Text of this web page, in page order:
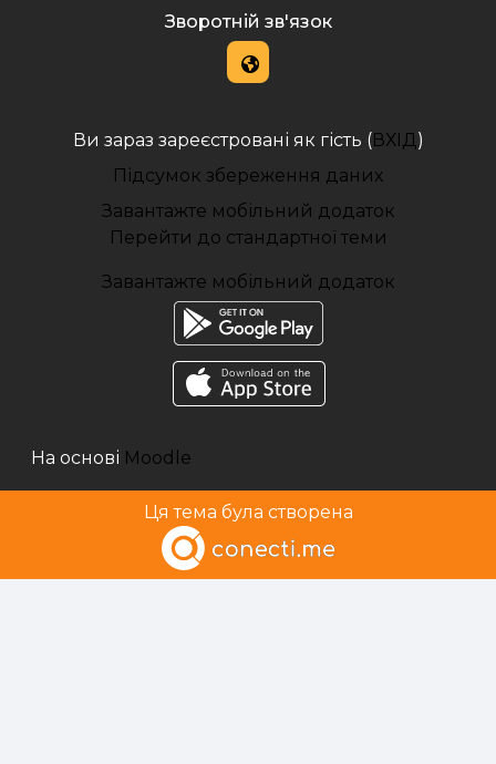
Зворотній зв'язок
Ви зараз зареєстровані як гість (ВХІД )
Підсумок збереження даних
Завантажте мобільний додаток
Перейти до стандартної теми
Завантажте мобільний додаток
На основі Moodle
Ця тема була створена